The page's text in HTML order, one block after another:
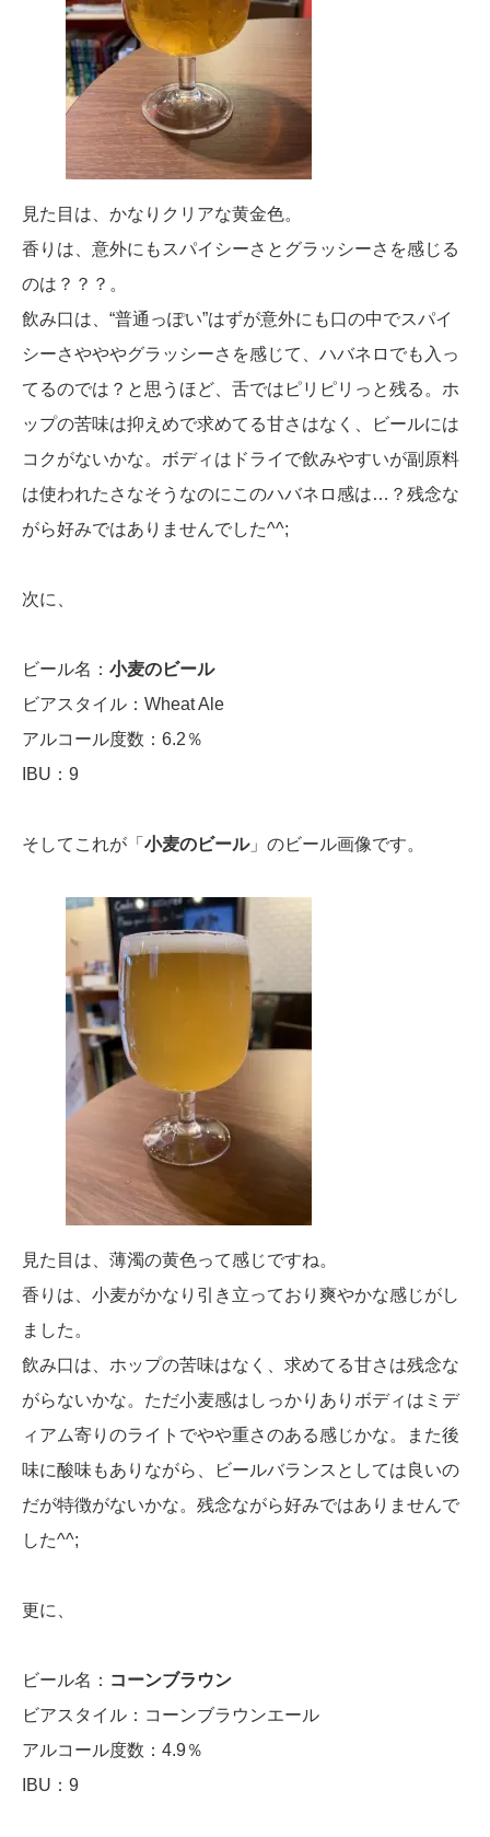
見た目は、かなりクリアな黄金色。
香りは、意外にもスパイシーさとグラッシーさを感じる
のは？？？。
飲み口は、“普通っぽい”はずが意外にも口の中でスパイ
シーさやややグラッシーさを感じて、ハバネロでも入っ
てるのでは？と思うほど、舌ではピリピリっと残る。ホ
ップの苦味は抑えめで求めてる甘さはなく、ビールには
コクがないかな。ボディはドライで飲みやすいが副原料
は使われたさなそうなのにこのハバネロ感は…？残念な
がら好みではありませんでした^^;
次に、
ビール名： 小麦のビール
ビアスタイル：Wheat Ale
アルコール度数：6.2％
IBU：9
そしてこれが「 小麦のビール」のビール画像です。
見た目は、薄濁の黄色って感じですね。
香りは、小麦がかなり引き立っており爽やかな感じがし
ました。
飲み口は、ホップの苦味はなく、求めてる甘さは残念な
がらないかな。ただ小麦感はしっかりありボディはミデ
ィアム寄りのライトでやや重さのある感じかな。また後
味に酸味もありながら、ビールバランスとしては良いの
だが特徴がないかな。残念ながら好みではありませんで
した^^;
更に、
ビール名： コーンブラウン
ビアスタイル：コーンブラウンエール
アルコール度数：4.9％
IBU：9